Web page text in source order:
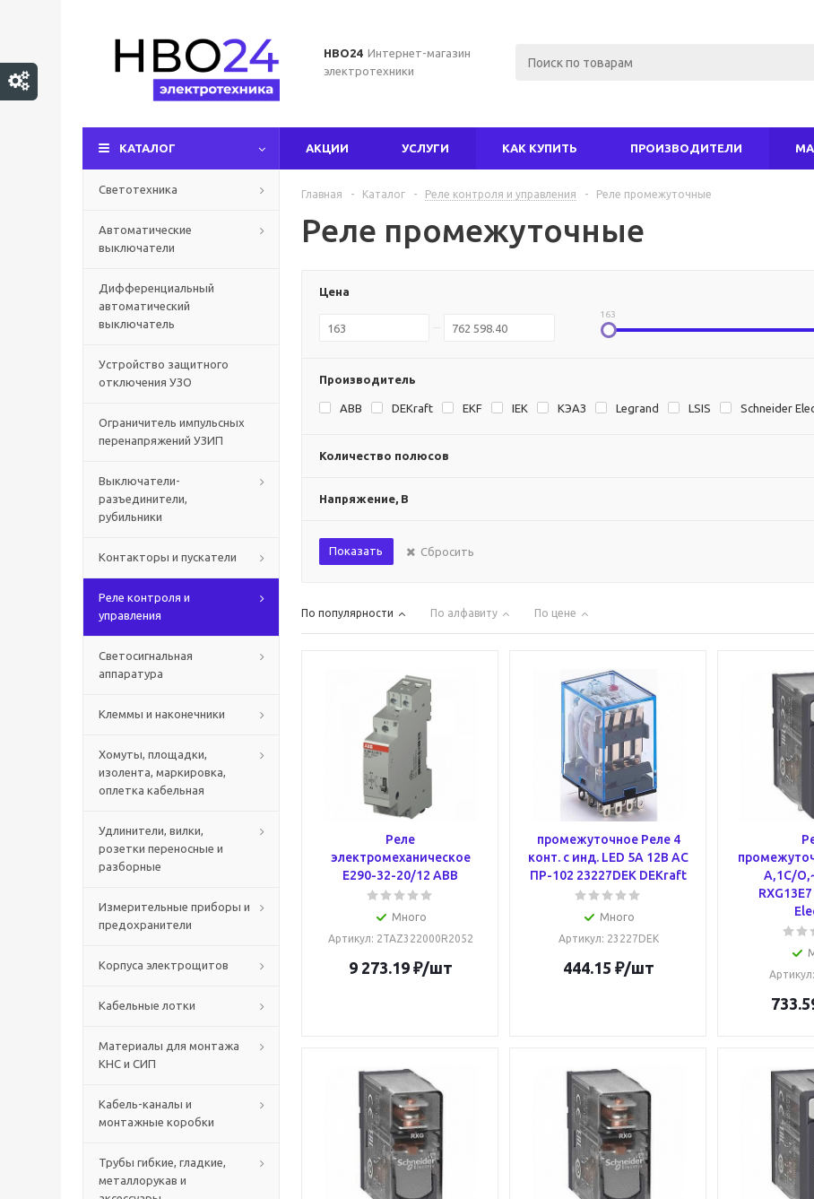
НВО24 Интернет-магазин
электротехники
КАТАЛОГ АКЦИИ УСЛУГИ КАК КУПИТЬ ПРОИЗВОДИТЕЛИ
Светотехника
Автоматические
выключатели
Дифференциальный
автоматический
выключатель
Устройство защитного
отключения УЗО
Ограничитель импульсных
перенапряжений УЗИП
Выключатели-
разъединители,
рубильники
Контакторы и пускатели
Реле контроля и
управления
Светосигнальная
аппаратура
Клеммы и наконечники
Хомуты, площадки,
изолента, маркировка,
оплетка кабельная
Удлинители, вилки,
розетки переносные и
разборные
Измерительные приборы и
предохранители
Корпуса электрощитов
Кабельные лотки
Материалы для монтажа
КНС и СИП
Кабель-каналы и
монтажные коробки
Трубы гибкие, гладкие,
металлорукав и
Главная - Каталог - Реле контроля и управления - Реле промежуточные
Реле промежуточные
Цена
163
Производитель
ABB DEKraft EKF IEK KЭAЗ Legrand LSIS Schneider
Количество полюсов
Напряжение, В
Показать Сбросить
По популярности По алфавиту По цене
Реле
электромеханическое
E290-32-20/12 ABB
Много
Артикул: 2TAZ322000R2052
9 273.19₽/шт
промежуточное Реле 4
конт. с инд. LED 5А 12В AC
ПР-102 23227DEK DEKraft
Много
Артикул: 23227DEK
444.15 ₽/шт
А,1С/
Артикул